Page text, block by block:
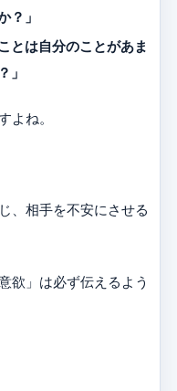
？」
とは自分のことがあま
」
よね。
、相手を不安にさせる
欲」は必ず伝えるよう